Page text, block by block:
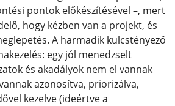
pontok előkészítésével –, mert
hogy kézben van a projekt, és
A harmadik kulcstényező
egy jól menedzselt
és akadályok nem el vannak
azonosítva, priorizálva,
kezelve (ideértve a